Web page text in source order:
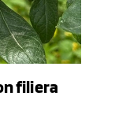
filiera